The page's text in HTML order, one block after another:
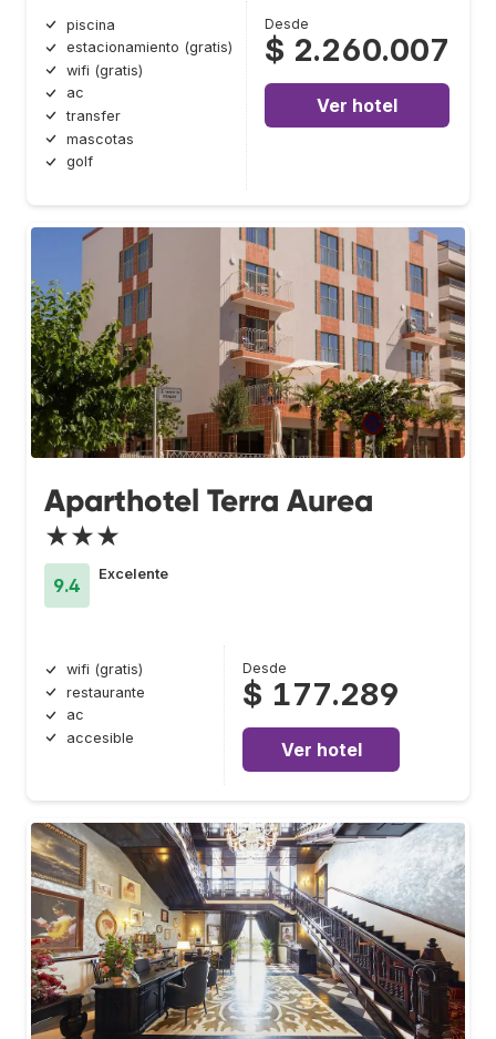
piscina
estacionamiento (gratis)
wifi (gratis)
ac
transfer
mascotas
golf
Desde
$ 2.260.007
Ver hotel
Aparthotel Terra Aurea
★★★
9.4
Excelente
wifi (gratis)
restaurante
ac
accesible
Desde
$ 177.289
Ver hotel